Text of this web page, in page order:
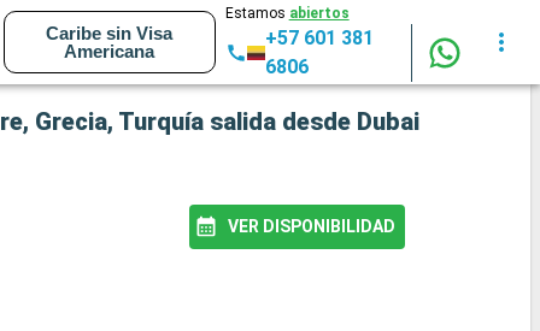
Caribe sin Visa
Americana
Estamos abiertos
+57 601 381
6806
Grecia, Turquía salida desde Dubai
VER DISPONIBILIDAD